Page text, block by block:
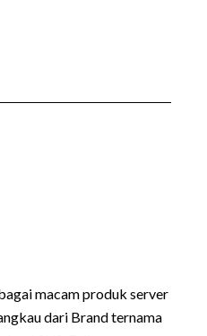
macam produk server
dari Brand ternama